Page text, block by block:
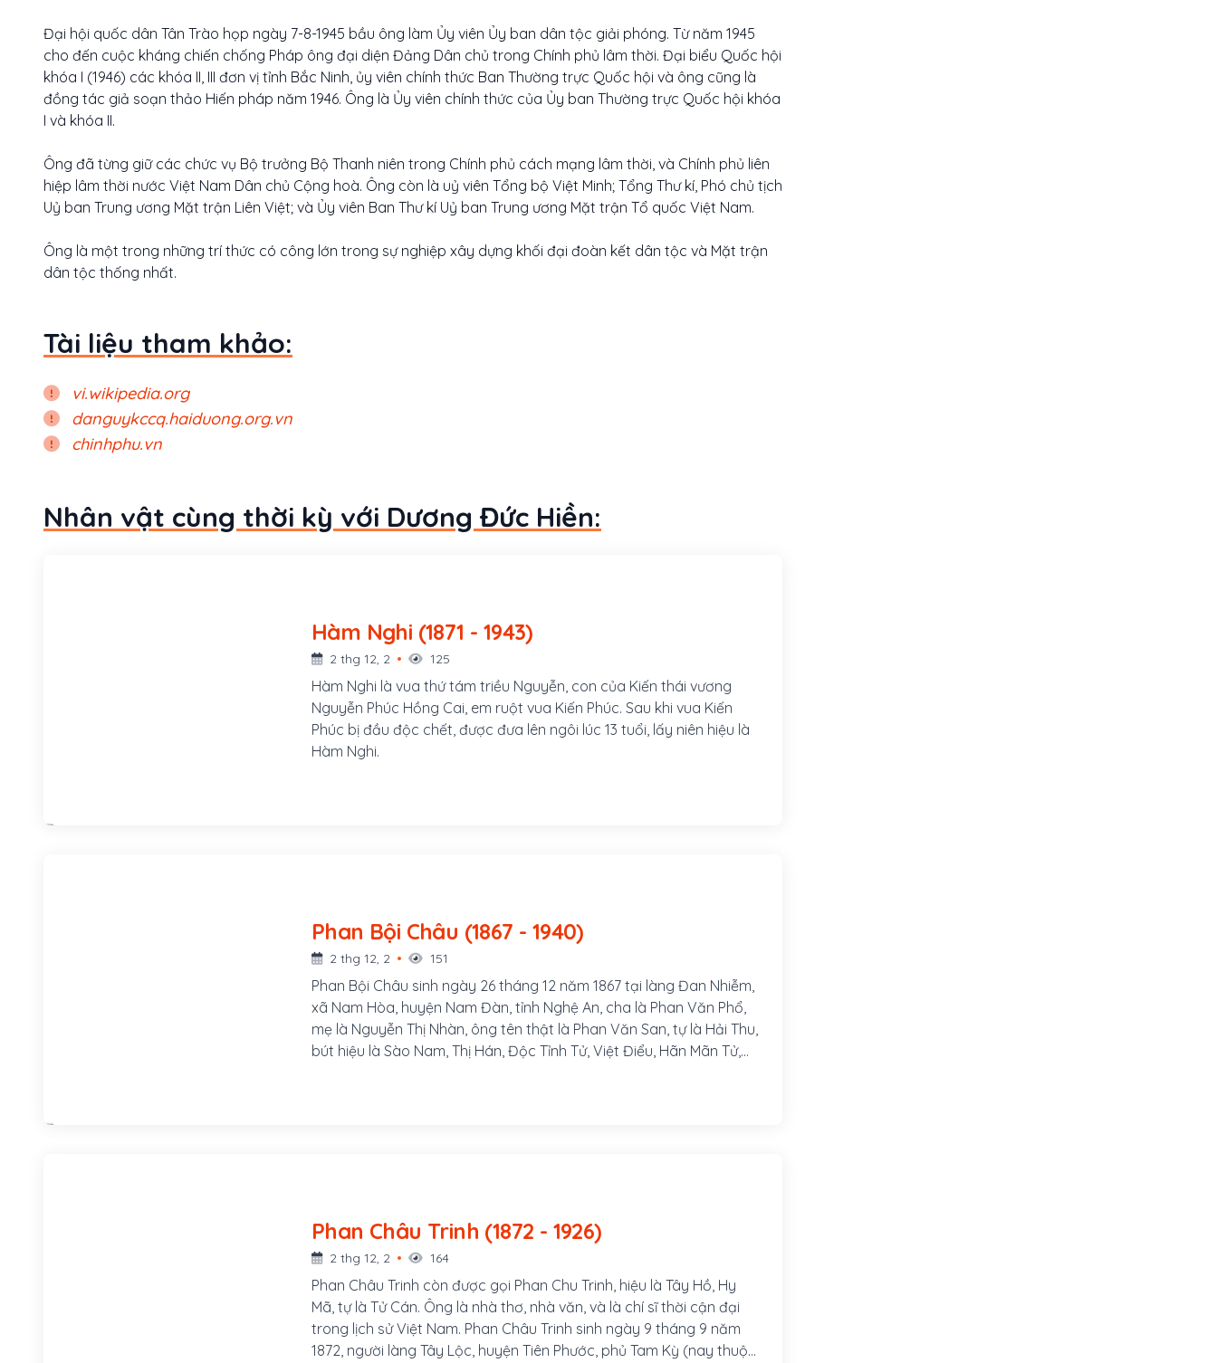
Đại hội quốc dân Tân Trào họp ngày 7-8-1945 bầu ông làm Ủy viên Ủy ban dân tộc giải phóng. Từ năm 1945
cho đến cuộc kháng chiến chống Pháp ông đại diện Đảng Dân chủ trong Chính phủ lâm thời. Đại biểu Quốc hội
khóa I (1946) các khóa II, III đơn vị tỉnh Bắc Ninh, ủy viên chính thức Ban Thường trực Quốc hội và ông cũng là
đồng tác giả soạn thảo Hiến pháp năm 1946. Ông là Ủy viên chính thức của Ủy ban Thường trực Quốc hội khóa
I và khóa II.
Ông đã từng giữ các chức vụ Bộ trưởng Bộ Thanh niên trong Chính phủ cách mạng lâm thời, và Chính phủ liên
hiệp lâm thời nước Việt Nam Dân chủ Cộng hoà. Ông còn là uỷ viên Tổng bộ Việt Minh; Tổng Thư kí, Phó chủ tịch
Uỷ ban Trung ương Mặt trận Liên Việt; và Ủy viên Ban Thư kí Uỷ ban Trung ương Mặt trận Tổ quốc Việt Nam.
Ông là một trong những trí thức có công lớn trong sự nghiệp xây dựng khối đại đoàn kết dân tộc và Mặt trận
dân tộc thống nhất.
Tài liệu tham khảo:
vi.wikipedia.org
danguykccq.haiduong.org.vn
chinhphu.vn
Nhân vật cùng thời kỳ với Dương Đức Hiền:
Hàm Nghi (1871 - 1943)
2 thg 12, 2 125
Hàm Nghi là vua thứ tám triều Nguyễn, con của Kiến thái vương
Nguyễn Phúc Hồng Cai, em ruột vua Kiến Phúc. Sau khi vua Kiến
Phúc bị đầu độc chết, được đưa lên ngôi lúc 13 tuổi, lấy niên hiệu là
Hàm Nghi.
Phan Bội Châu (1867 - 1940)
2 thg 12, 2 151
Phan Bội Châu sinh ngày 26 tháng 12 năm 1867 tại làng Đan Nhiễm,
xã Nam Hòa, huyện Nam Đàn, tỉnh Nghệ An, cha là Phan Văn Phổ,
mẹ là Nguyễn Thị Nhàn, ông tên thật là Phan Văn San, tự là Hải Thu,
bút hiệu là Sào Nam, Thị Hán, Độc Tỉnh Tử, Việt Điểu, Hãn Mãn Tử,
Phan Châu Trinh (1872 - 1926)
2 thg 12, 2 164
Phan Châu Trinh còn được gọi Phan Chu Trinh, hiệu là Tây Hồ, Hy
Mã, tự là Tử Cán. Ông là nhà thơ, nhà văn, và là chí sĩ thời cận đại
trong lịch sử Việt Nam. Phan Châu Trinh sinh ngày 9 tháng 9 năm
1872, người làng Tây Lộc, huyện Tiên Phước, phủ Tam Kỳ (nay thuộc